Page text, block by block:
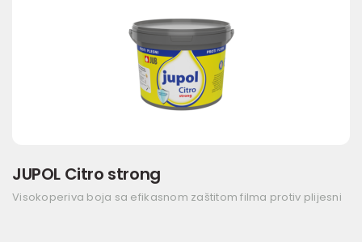
JUPOL Citro strong
Visokoperiva boja sa efikasnom zaštitom filma protiv plijesni